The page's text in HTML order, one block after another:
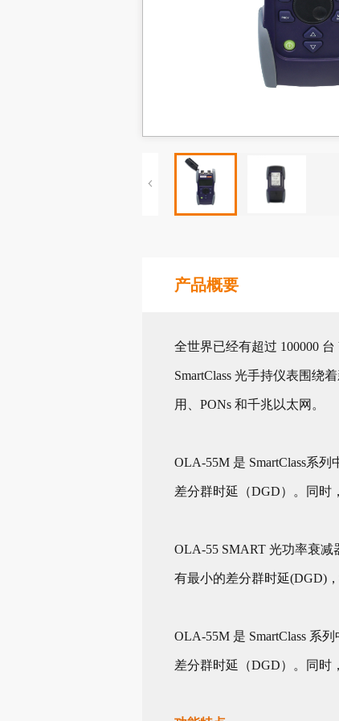
产品概要
全世界已经有超过 100000
SmartClass 光手持仪表围绕
用、PONs 和千兆以太网。
OLA-55M 是 SmartClass系
差分群时延（DGD）。同时
OLA-55 SMART 光功率衰
有最小的差分群时延(DGD)
OLA-55M 是 SmartClass 系
差分群时延（DGD）。同时